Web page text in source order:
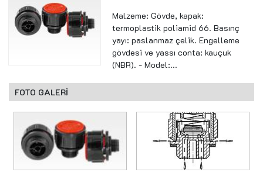
Malzeme: Gövde, kapak:
termoplastik poliamid 66. Basınç
yayı: paslanmaz çelik. Engelleme
gövdesi ve yassı conta: kauçuk
(NBR). - Model:...
FOTO GALERİ